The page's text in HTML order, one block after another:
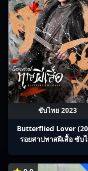
ซับไทย 2023
Butterflied Lover
รอยสาปทาสผีเสื้อ ซับ